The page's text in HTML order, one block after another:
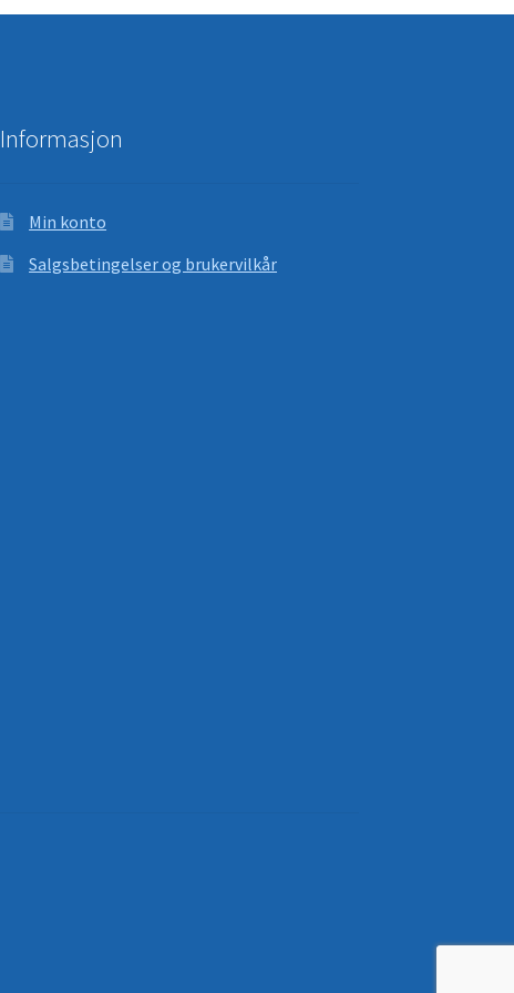
Informasjon
Min konto
Salgsbetingelser og brukervilkår